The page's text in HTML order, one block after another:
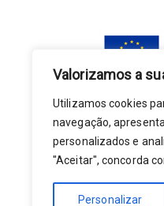
Valorizamos a
Utilizamos cookies
navegação,
personalizados e
"Aceitar", concorda
Personalizar